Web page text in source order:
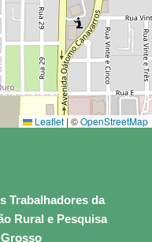
Leaflet | ©OpenStreetMap
Trabalhadores da
Rural e Pesquisa